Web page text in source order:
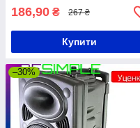
186,90 ₴ 267 ₴
Купити
–30%